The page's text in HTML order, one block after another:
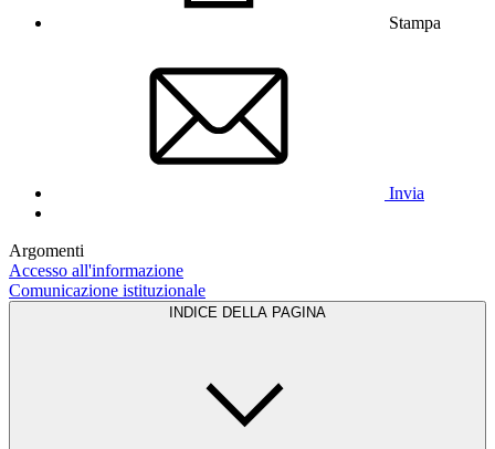
Stampa
Invia
Argomenti
Accesso all'informazione
Comunicazione istituzionale
INDICE DELLA PAGINA